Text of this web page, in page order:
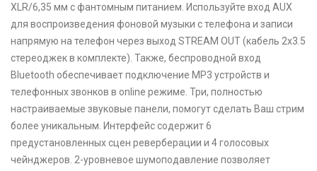
XLR/6,35 мм с фантомным питанием. Используйте вход AUX
для воспроизведения фоновой музыки с телефона и записи
напрямую на телефон через выход STREAM OUT (кабель 2х3.5
стереоджек в комплекте). Также, беспроводной вход
Bluetooth обеспечивает подключение МР3 устройств и
телефонных звонков в online режиме. Три, полностью
настраиваемые звуковые панели, помогут сделать Ваш стрим
более уникальным. Интерфейс содержит 6
предустановленных сцен реверберации и 4 голосовых
чейнджеров. 2-уровневое шумоподавление позволяет